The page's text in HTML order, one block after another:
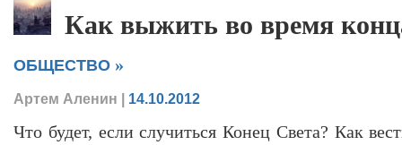
Как выжить во время
ОБЩЕСТВО »
Артем Аленин 14.10.2012
Что будет, если случиться Конец Света? Как